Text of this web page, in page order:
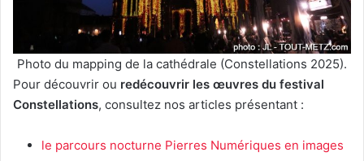
Photo du mapping de la cathédrale (Constellations 2025).
Pour découvrir ou redécouvrir les œuvres du festival
Constellations, consultez nos articles présentant :
le parcours nocturne Pierres Numériques en images